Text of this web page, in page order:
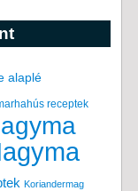
alaplé
receptek
Koriandermag